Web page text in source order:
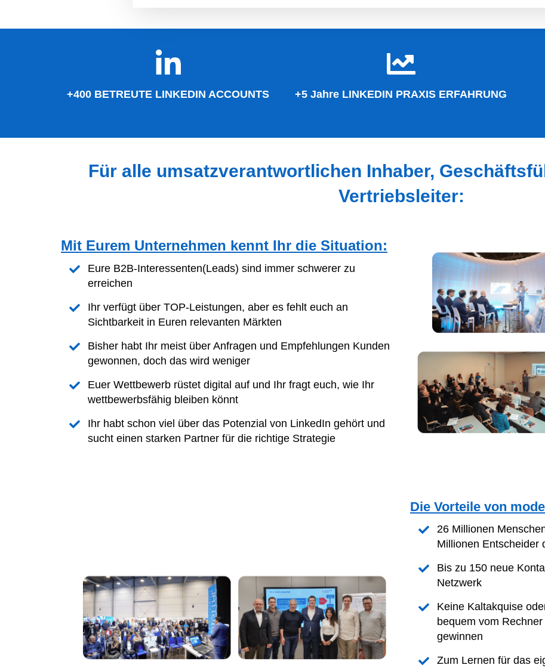
+400 BETREUTE LINKEDIN ACCOUNTS +5 Jahre LINKEDIN PRAXIS ERFAHRUNG
Für alle umsatzverantwortlichen Inhaber,
Vertriebsleiter:
Mit Eurem Unternehmen kennt Ihr die Situation:
Eure B2B-Interessenten(Leads) sind immer schwerer zu
erreichen
Ihr verfügt über TOP-Leistungen, aber es fehlt euch an
Sichtbarkeit in Euren relevanten Märkten
Bisher habt Ihr meist über Anfragen und Empfehlungen Kunden
gewonnen, doch das wird weniger
Euer Wettbewerb rüstet digital auf und Ihr fragt euch, wie Ihr
wettbewerbsfähig bleiben könnt
Ihr habt schon viel über das Potenzial von LinkedIn gehört und
sucht einen starken Partner für die richtige Strategie
Die Vorteile von
26 Millionen
Millionen Entscheider
Bis zu 150 neue
Netzwerk
Keine Kaltakquise
bequem vom
gewinnen
Zum Lernen für das